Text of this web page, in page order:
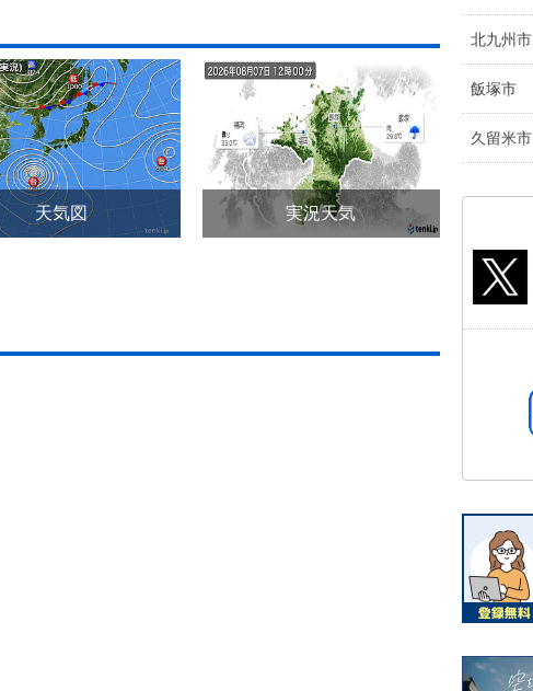
天気図 実況天気
北九州市
飯塚市
久留米市